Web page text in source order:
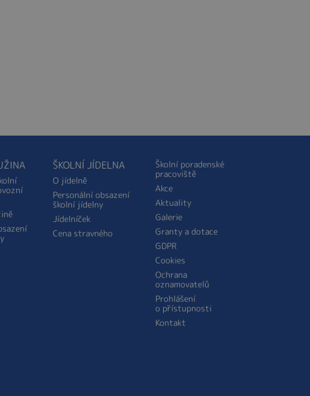
ŠKOLNÍ JÍDELNA
O jídelně
Personální obsazení
školní jídelny
Jídelníček
Cena stravného
Školní poradenské
pracoviště
Akce
Aktuality
Galerie
Granty a dotace
GDPR
Cookies
Ochrana
oznamovatelů
Prohlášení
o přístupnosti
Kontakt